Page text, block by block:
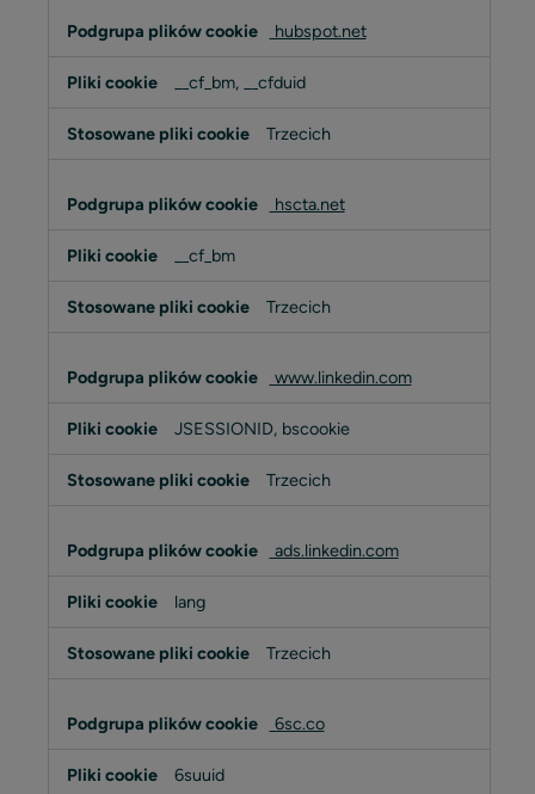
hubspot.net
__cf_bm, __cfduid
Trzecich
hscta.net
__cf_bm
Trzecich
www.linkedin.com
JSESSIONID, bscookie
Trzecich
ads.linkedin.com
lang
Trzecich
6sc.co
6suuid